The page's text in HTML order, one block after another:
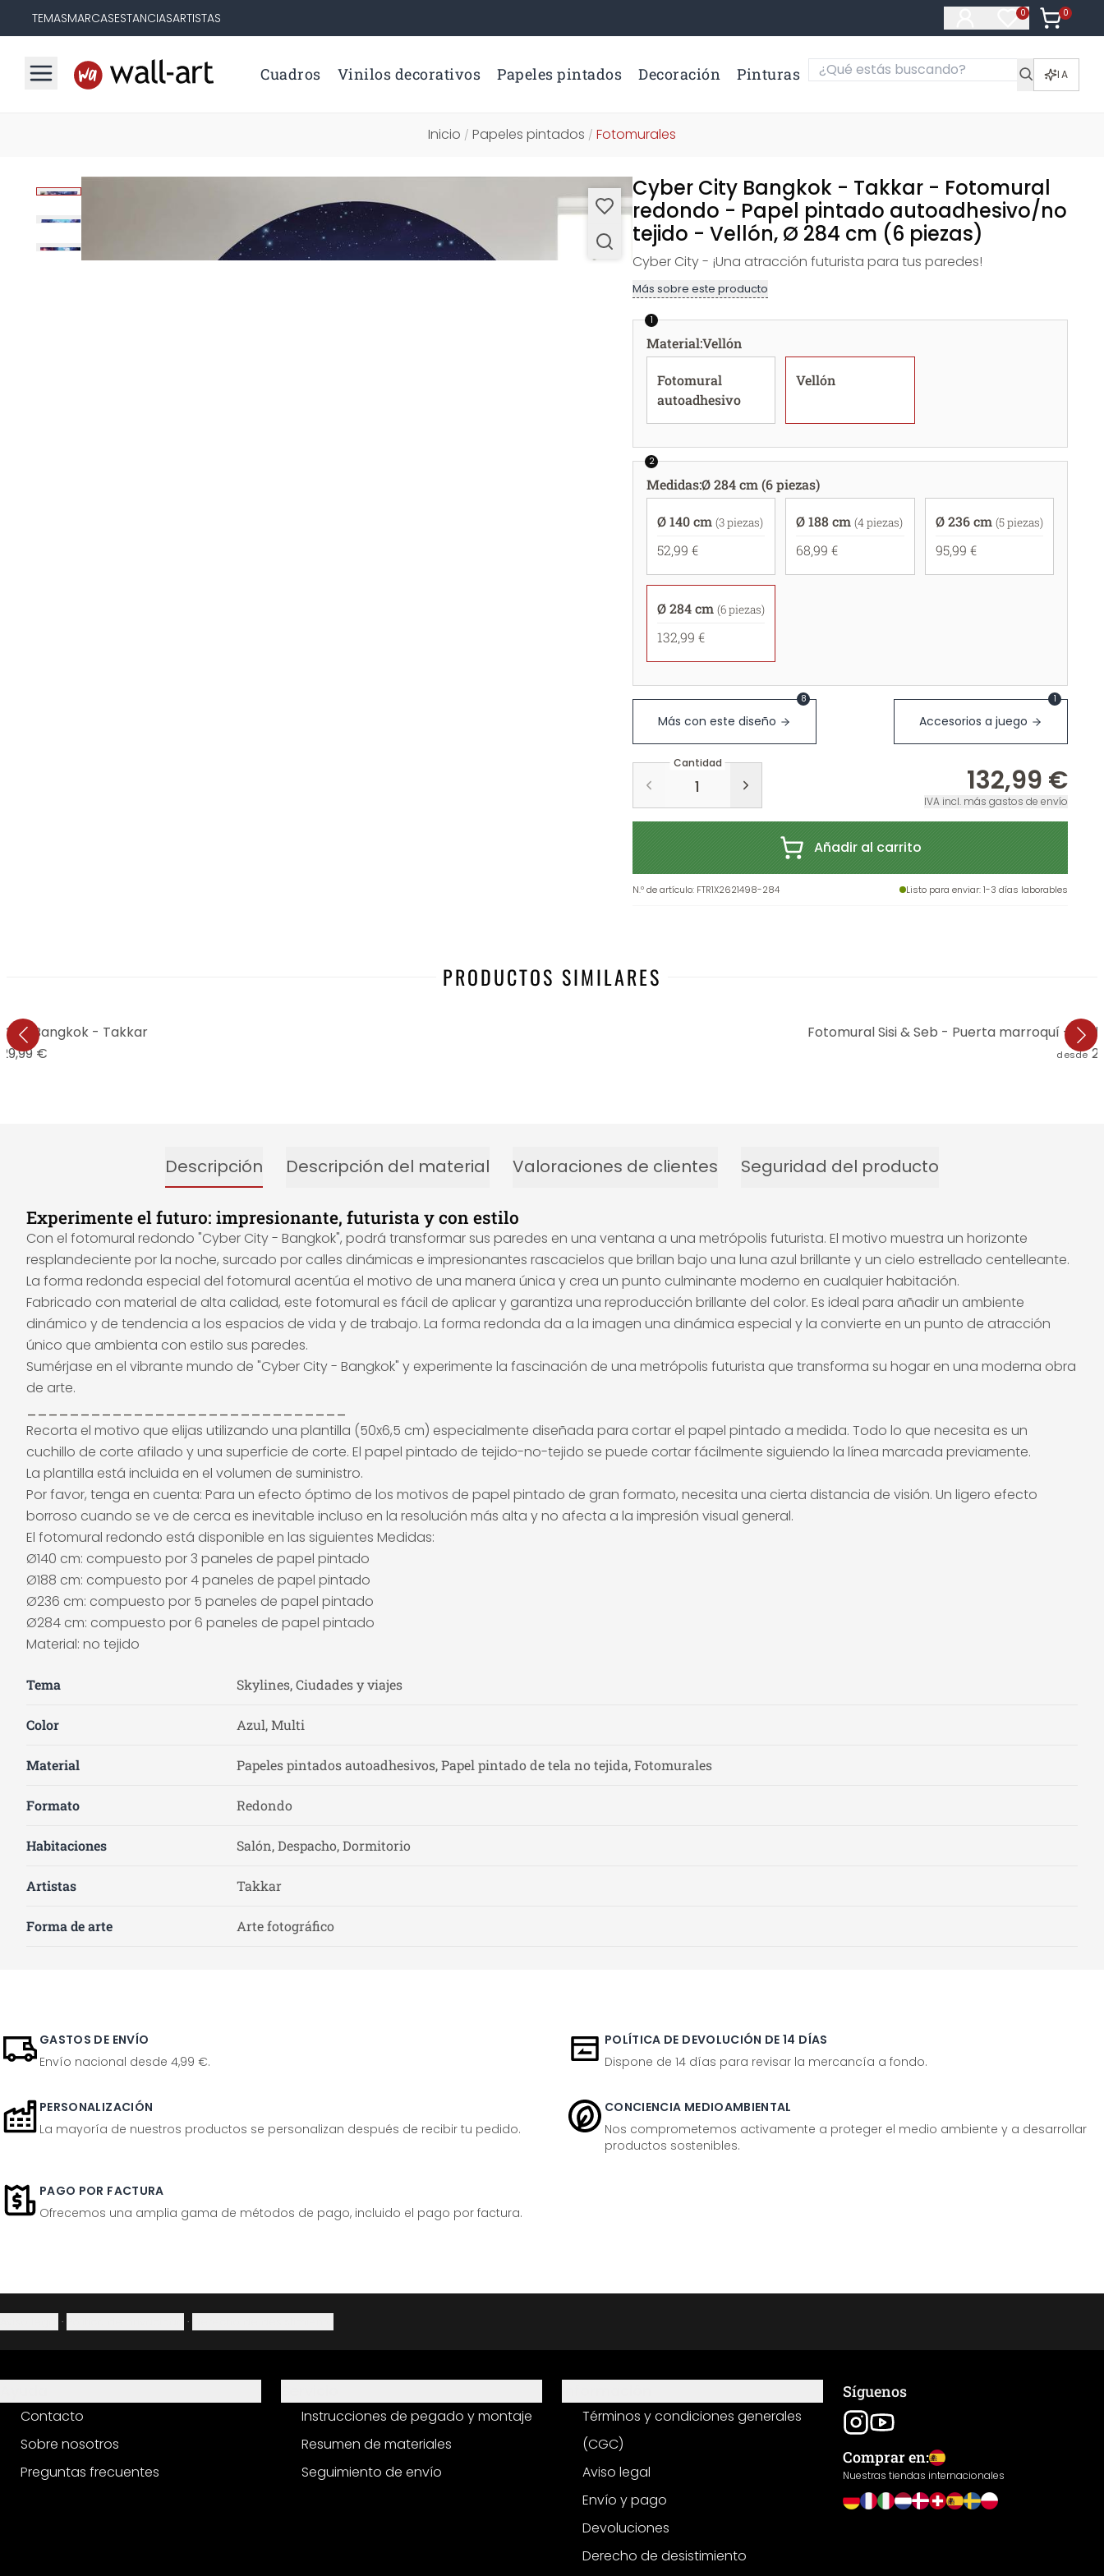
TEMASMARCASESTANCIASARTISTAS 0
Artículos en
0
Artículos
Cuadros Vinilos decorativos Papeles pintados Decoración Pinturas IA
Inicio / Papeles pintados / Fotomurales
Cyber City Bangkok - Takkar - Fotomural
redondo - Papel pintado autoadhesivo/no
tejido - Vellón, Ø 284 cm (6 piezas)
Cyber City - ¡Una atracción futurista para tus paredes!
Más sobre este producto
1
Material:Vellón
Fotomural
autoadhesivo
Vellón
2
Medidas:Ø 284 cm (6 piezas)
Ø 140 cm (3 piezas)
52,99 €
Ø 188 cm (4 piezas)
68,99 €
Ø 236 cm (5 piezas)
95,99 €
Ø 284 cm (6 piezas)
132,99 €
Más con este diseño
8
Accesorios a juego
1
Cantidad
132,99 €
IVA incl. más gastos de envío
Añadir al carrito
N.º de artículo: FTR1X2621498-284 Listo para enviar: 1-3 días laborables
PRODUCTOS SIMILARES
Bangkok - Takkar
29,99 €
Fotomural Sisi & Seb - Puerta marroquí -
desde
Descripción Descripción del material Valoraciones de clientes Seguridad del producto
Experimente el futuro: impresionante, futurista y con estilo
Con el fotomural redondo "Cyber City - Bangkok", podrá transformar sus paredes en una ventana a una metrópolis futurista. El motivo muestra un horizonte
resplandeciente por la noche, surcado por calles dinámicas e impresionantes rascacielos que brillan bajo una luna azul brillante y un cielo estrellado centelleante.
La forma redonda especial del fotomural acentúa el motivo de una manera única y crea un punto culminante moderno en cualquier habitación.
Fabricado con material de alta calidad, este fotomural es fácil de aplicar y garantiza una reproducción brillante del color. Es ideal para añadir un ambiente
dinámico y de tendencia a los espacios de vida y de trabajo. La forma redonda da a la imagen una dinámica especial y la convierte en un punto de atracción
único que ambienta con estilo sus paredes.
Sumérjase en el vibrante mundo de "Cyber City - Bangkok" y experimente la fascinación de una metrópolis futurista que transforma su hogar en una moderna obra
de arte.
Recorta el motivo que elijas utilizando una plantilla (50x6,5 cm) especialmente diseñada para cortar el papel pintado a medida. Todo lo que necesita es un
cuchillo de corte afilado y una superficie de corte. El papel pintado de tejido-no-tejido se puede cortar fácilmente siguiendo la línea marcada previamente.
La plantilla está incluida en el volumen de suministro.
Por favor, tenga en cuenta: Para un efecto óptimo de los motivos de papel pintado de gran formato, necesita una cierta distancia de visión. Un ligero efecto
borroso cuando se ve de cerca es inevitable incluso en la resolución más alta y no afecta a la impresión visual general.
El fotomural redondo está disponible en las siguientes Medidas:
Ø140 cm: compuesto por 3 paneles de papel pintado
Ø188 cm: compuesto por 4 paneles de papel pintado
Ø236 cm: compuesto por 5 paneles de papel pintado
Ø284 cm: compuesto por 6 paneles de papel pintado
Material: no tejido
Tema Skylines, Ciudades y viajes
Color Azul, Multi
Material Papeles pintados autoadhesivos, Papel pintado de tela no tejida, Fotomurales
Formato Redondo
Habitaciones Salón, Despacho, Dormitorio
Artistas Takkar
Forma de arte Arte fotográfico
GASTOS DE ENVÍO
Envío nacional desde 4,99 €.
POLÍTICA DE DEVOLUCIÓN DE 14 DÍAS
Dispone de 14 días para revisar la mercancía a fondo.
PERSONALIZACIÓN
La mayoría de nuestros productos se personalizan después de recibir tu pedido.
CONCIENCIA MEDIOAMBIENTAL
Nos comprometemos activamente a proteger el medio ambiente y a desarrollar
productos sostenibles.
PAGO POR FACTURA
Ofrecemos una amplia gama de métodos de pago, incluido el pago por factura.
· ·
Contacto
Sobre nosotros
Preguntas frecuentes
Instrucciones de pegado y montaje
Resumen de materiales
Seguimiento de envío
Términos y condiciones generales
(CGC)
Aviso legal
Envío y pago
Devoluciones
Derecho de desistimiento
Síguenos
Comprar en:
Nuestras tiendas internacionales